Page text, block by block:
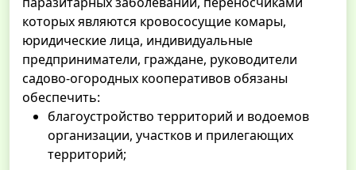
которых являются кровососущие комары,
юридические лица, индивидуальные
предприниматели, граждане, руководители
садово-огородных кооперативов обязаны
обеспечить:
благоустройство территорий и водоемов
организации, участков и прилегающих
территорий;